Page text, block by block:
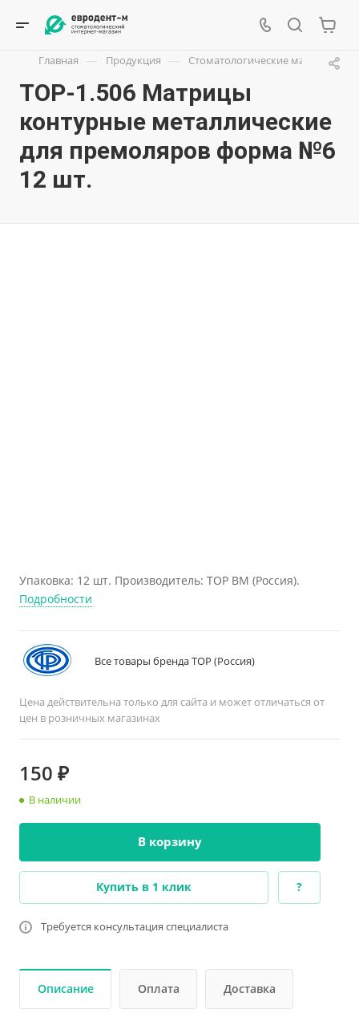
Главная — Продукция — Стоматологические материалы
ТОР-1.506 Матрицы
контурные металлические
для премоляров форма №6
12 шт.
Упаковка: 12 шт. Производитель: ТОР BM (Россия).
Подробности
Все товары бренда ТОР (Россия)
Цена действительна только для сайта и может отличаться от
цен в розничных магазинах
150 ₽
В наличии
В корзину
Купить в 1 клик ?
Требуется консультация специалиста
Описание Оплата Доставка